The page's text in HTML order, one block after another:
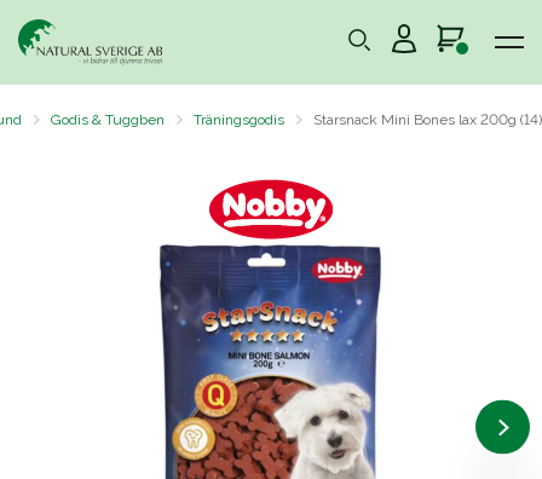
Godis & Tuggben Träningsgodis Starsnack Mini Bones lax 200g (14)